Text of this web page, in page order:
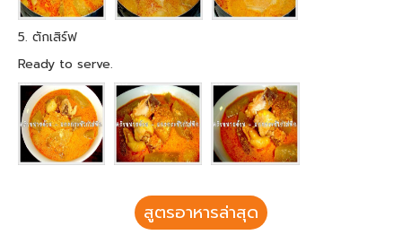
5. ตักเสิร์ฟ
Ready to serve.
สูตรอาหารล่าสุด